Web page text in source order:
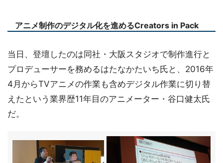
アニメ制作のデジタル化を進めるCreators in Pack
当日、登壇したのは同社・大阪スタジオで制作進行と
プロデューサーを務めるはたなかたいち氏と、2016年
4月からTVアニメの作業も含めデジタル作業に切り替
えたという業界歴11年目のアニメーター・谷口健太氏
だ。